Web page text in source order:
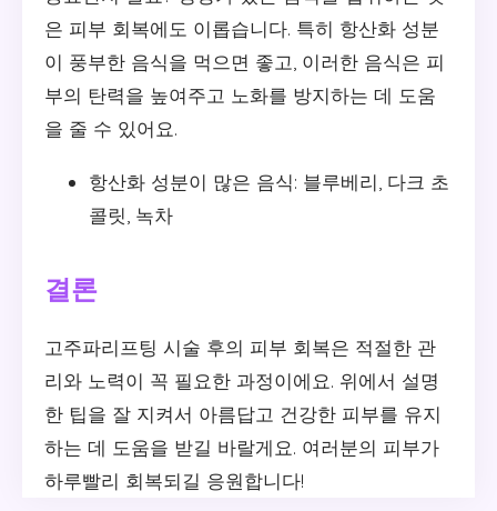
은 피부 회복에도 이롭습니다. 특히 항산화 성분
이 풍부한 음식을 먹으면 좋고, 이러한 음식은 피
부의 탄력을 높여주고 노화를 방지하는 데 도움
을 줄 수 있어요.
항산화 성분이 많은 음식: 블루베리, 다크 초
콜릿, 녹차
결론
고주파리프팅 시술 후의 피부 회복은 적절한 관
리와 노력이 꼭 필요한 과정이에요. 위에서 설명
한 팁을 잘 지켜서 아름답고 건강한 피부를 유지
하는 데 도움을 받길 바랄게요. 여러분의 피부가
하루빨리 회복되길 응원합니다!